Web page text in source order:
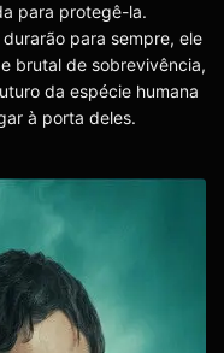
para protegê-la.
para sempre, ele
brutal de sobrevivência,
da espécie humana
à porta deles.